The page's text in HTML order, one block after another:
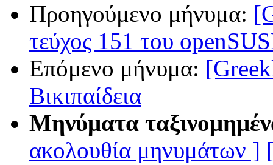
Προηγούμενο μήνυμα:
τεύχος 151 του
Επόμενο μήνυμα:
Βικιπαίδεια
Μηνύματα
ακολουθία μηνυμάτων ]